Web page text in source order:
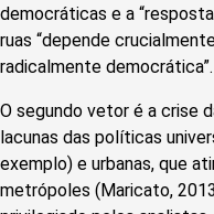
democráticas e a
ruas “depende
radicalmente democrática”.
O segundo vetor é a crise
lacunas das políticas
exemplo) e urbanas, que
metrópoles (Maricato,